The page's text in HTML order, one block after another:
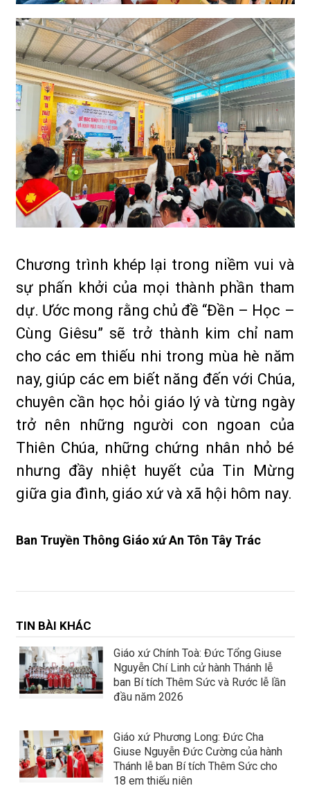
Chương trình khép lại trong niềm vui và
sự phấn khởi của mọi thành phần tham
dự. Ước mong rằng chủ đề “Đền – Học –
Cùng Giêsu” sẽ trở thành kim chỉ nam
cho các em thiếu nhi trong mùa hè năm
nay, giúp các em biết năng đến với Chúa,
chuyên cần học hỏi giáo lý và từng ngày
trở nên những người con ngoan của
Thiên Chúa, những chứng nhân nhỏ bé
nhưng đầy nhiệt huyết của Tin Mừng
giữa gia đình, giáo xứ và xã hội hôm nay.
Ban Truyền Thông Giáo xứ An Tôn Tây Trác
TIN BÀI KHÁC
Giáo xứ Chính Toà: Đức Tổng Giuse
Nguyễn Chí Linh cử hành Thánh lễ
ban Bí tích Thêm Sức và Rước lễ lần
đầu năm 2026
Giáo xứ Phương Long: Đức Cha
Giuse Nguyễn Đức Cường của hành
Thánh lễ ban Bí tích Thêm Sức cho
18 em thiếu niên